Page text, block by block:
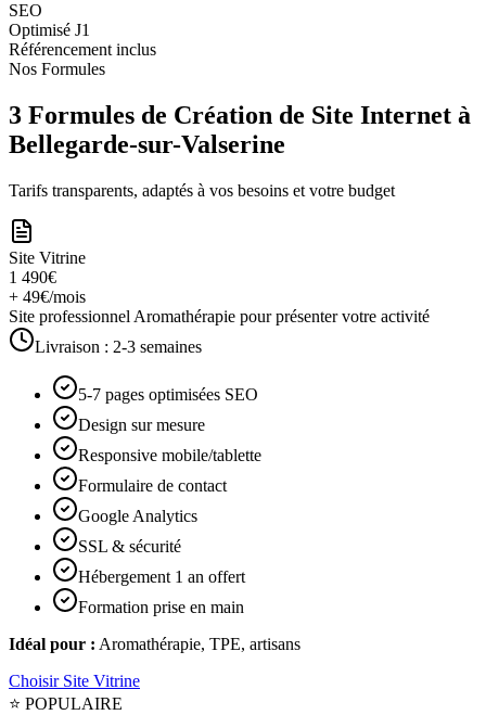
SEO
Optimisé J1
Référencement inclus
Nos Formules
3 Formules de Création de Site Internet à
Bellegarde-sur-Valserine
Tarifs transparents, adaptés à vos besoins et votre budget
Site Vitrine
1 490€
+ 49€/mois
Site professionnel Aromathérapie pour présenter votre activité
Livraison : 2-3 semaines
5-7 pages optimisées SEO
Design sur mesure
Responsive mobile/tablette
Formulaire de contact
Google Analytics
SSL & sécurité
Hébergement 1 an offert
Formation prise en main
Idéal pour : Aromathérapie, TPE, artisans
Choisir Site Vitrine
⭐ POPULAIRE